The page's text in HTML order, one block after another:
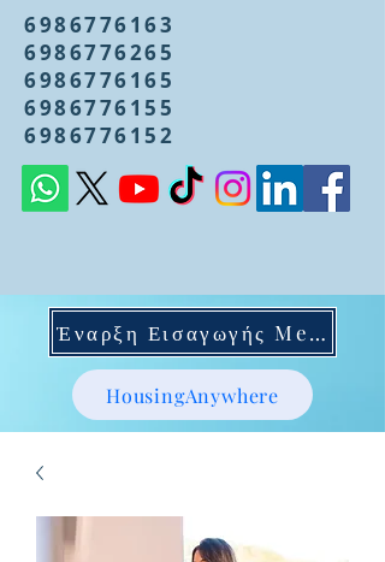
6986776163
6986776265
6986776165
6986776155
6986776152
Έναρξη Εισαγωγής Mentoring
HousingAnywhere